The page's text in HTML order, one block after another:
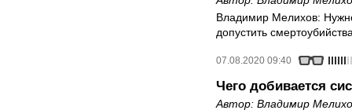
Владимир Мелихов:
допустить
07.08.2020 09:40
Чего добивается
Автор: Владимир